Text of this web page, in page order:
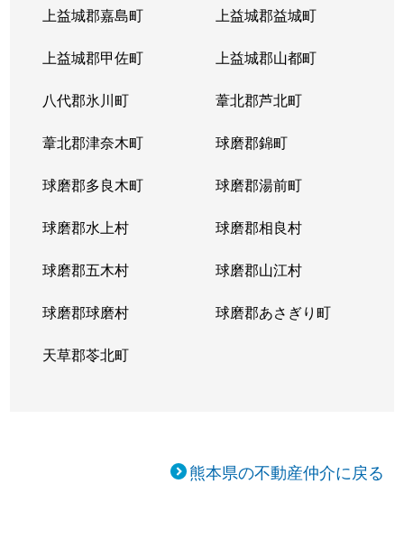
上益城郡嘉島町 上益城郡益城町
上益城郡甲佐町 上益城郡山都町
八代郡氷川町 葦北郡芦北町
葦北郡津奈木町 球磨郡錦町
球磨郡多良木町 球磨郡湯前町
球磨郡水上村 球磨郡相良村
球磨郡五木村 球磨郡山江村
球磨郡球磨村 球磨郡あさぎり町
天草郡苓北町
熊本県の不動産仲介に戻る